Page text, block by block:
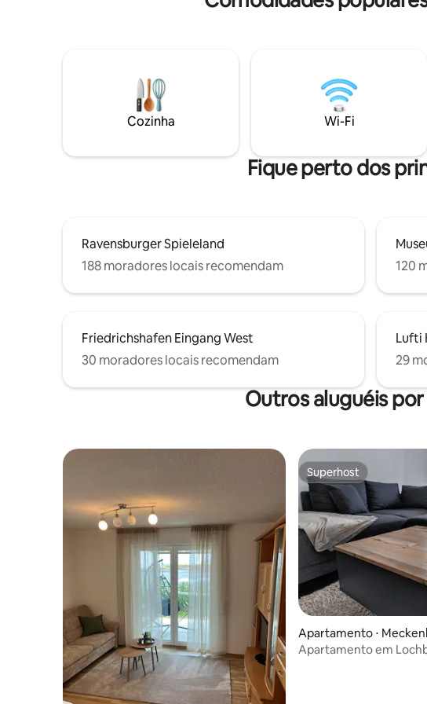
caminhada
Cozinha Wi-Fi
Fique perto dos
Ravensburger Spieleland
188 moradores locais recomendam
120
Friedrichshafen Eingang West
30 moradores locais recomendam
Lufti
29
Outros aluguéis
Superhost
Superhost
Apartamento ⋅
n
Apartamento em